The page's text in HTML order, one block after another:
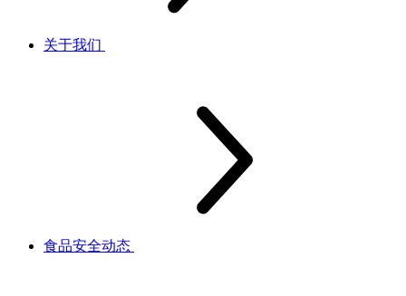
关于我们
食品安全动态